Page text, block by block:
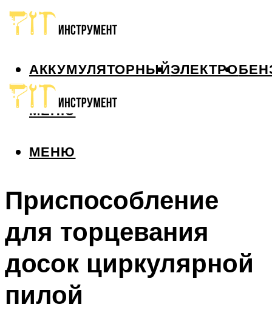
АККУМУЛЯТОРНЫЙЭЛЕКТРО
МЕНЮ
МЕНЮ
Приспособление
для торцевания
досок циркулярной
пилой